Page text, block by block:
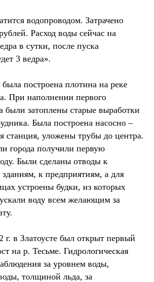
водопроводом. Затрачено
Расход воды сейчас на
в сутки, после пуска
3 ведра».
построена плотина на реке
При наполнении первого
были затоплены старые выработки
Была построена насосно –
станция, уложены трубы до центра.
города получили первую
Были сделаны отводы к
к предприятиям, а для
устроены будки, из которых
воду всем желающим за
г. в Златоусте был открыт первый
на р. Тесьме. Гидрологическая
за уровнем воды,
толщиной льда, за